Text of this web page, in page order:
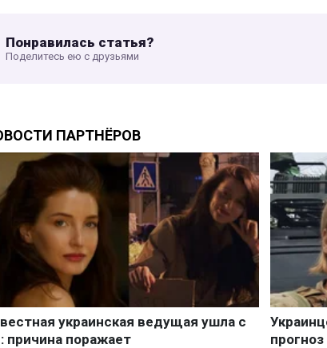
Понравилась статья?
Поделитесь ею с друзьями